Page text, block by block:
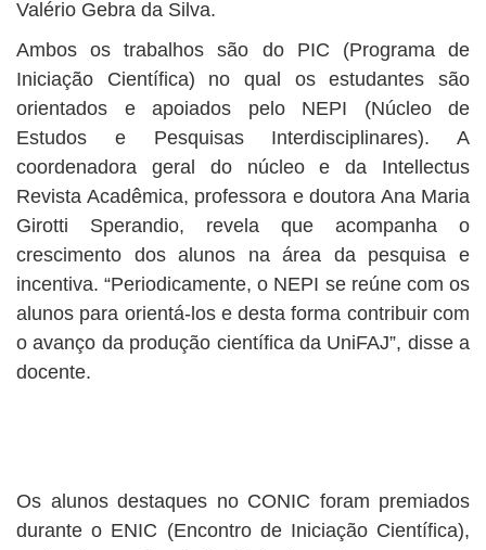
Valério Gebra da Silva.
Ambos os trabalhos são do PIC (Programa de
Iniciação Científica) no qual os estudantes são
orientados e apoiados pelo NEPI (Núcleo de
Estudos e Pesquisas Interdisciplinares). A
coordenadora geral do núcleo e da Intellectus
Revista Acadêmica, professora e doutora Ana Maria
Girotti Sperandio, revela que acompanha o
crescimento dos alunos na área da pesquisa e
incentiva. “Periodicamente, o NEPI se reúne com os
alunos para orientá-los e desta forma contribuir com
o avanço da produção científica da UniFAJ”, disse a
docente.
Os alunos destaques no CONIC foram premiados
durante o ENIC (Encontro de Iniciação Científica),